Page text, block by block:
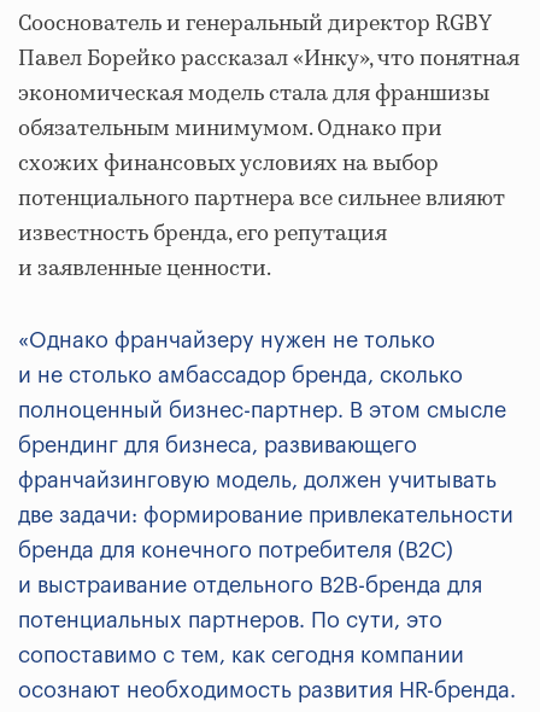
Сооснователь и генеральный директор RGBY
Павел Борейко рассказал «Инку», что понятная
экономическая модель стала для франшизы
обязательным минимумом. Однако при
схожих финансовых условиях на выбор
потенциального партнера все сильнее влияют
известность бренда, его репутация
и заявленные ценности.
«Однако франчайзеру нужен не только
и не столько амбассадор бренда, сколько
полноценный бизнес-партнер. В этом смысле
брендинг для бизнеса, развивающего
франчайзинговую модель, должен учитывать
две задачи: формирование привлекательности
бренда для конечного потребителя (B2C)
и выстраивание отдельного B2B-бренда для
потенциальных партнеров. По сути, это
сопоставимо с тем, как сегодня компании
осознают необходимость развития HR-бренда.